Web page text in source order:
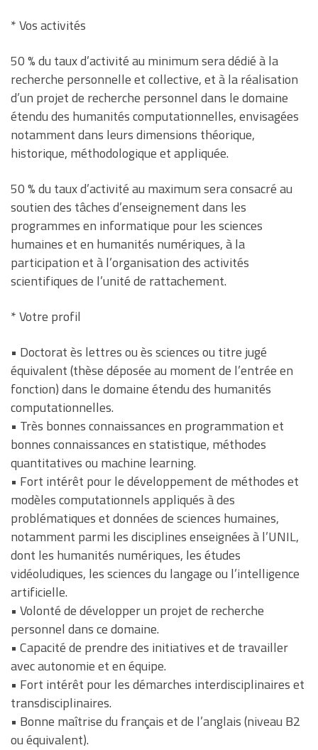
* Vos activités
50 % du taux d’activité au minimum sera dédié à la
recherche personnelle et collective, et à la réalisation
d’un projet de recherche personnel dans le domaine
étendu des humanités computationnelles, envisagées
notamment dans leurs dimensions théorique,
historique, méthodologique et appliquée.
50 % du taux d’activité au maximum sera consacré au
soutien des tâches d’enseignement dans les
programmes en informatique pour les sciences
humaines et en humanités numériques, à la
participation et à l’organisation des activités
scientifiques de l’unité de rattachement.
* Votre profil
• Doctorat ès lettres ou ès sciences ou titre jugé
équivalent (thèse déposée au moment de l’entrée en
fonction) dans le domaine étendu des humanités
computationnelles.
• Très bonnes connaissances en programmation et
bonnes connaissances en statistique, méthodes
quantitatives ou machine learning.
• Fort intérêt pour le développement de méthodes et
modèles computationnels appliqués à des
problématiques et données de sciences humaines,
notamment parmi les disciplines enseignées à l’UNIL,
dont les humanités numériques, les études
vidéoludiques, les sciences du langage ou l’intelligence
artificielle.
• Volonté de développer un projet de recherche
personnel dans ce domaine.
• Capacité de prendre des initiatives et de travailler
avec autonomie et en équipe.
• Fort intérêt pour les démarches interdisciplinaires et
transdisciplinaires.
• Bonne maîtrise du français et de l’anglais (niveau B2
ou équivalent).